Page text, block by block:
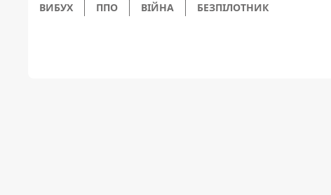
ВИБУХ ППО ВІЙНА БЕЗПІЛОТНИК